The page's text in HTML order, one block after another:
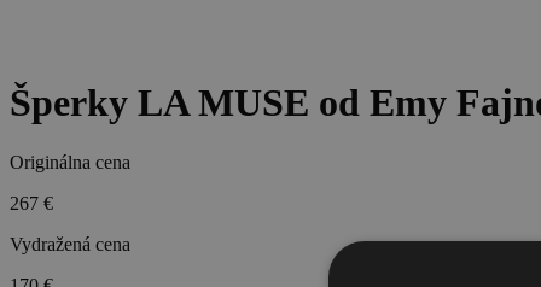
Šperky LA MUSE od Emy
Originálna cena
267 €
Vydražená cena